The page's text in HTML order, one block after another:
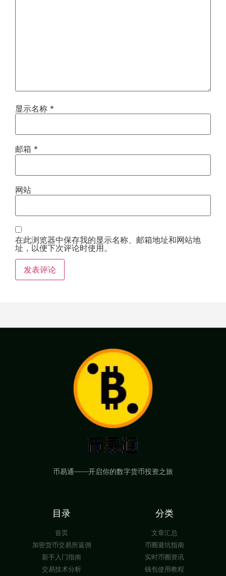
显示名称 *
邮箱 *
网站
在此浏览器中保存我的显示名称、邮箱地址和网站地
址，以便下次评论时使用。
币易通——开启你的数字货币投资之旅
目录
首页
加密货币交易所返佣
新手入门指南
交易技术分析
分类
文章汇总
币圈避坑指南
实时币圈资讯
钱包使用教程